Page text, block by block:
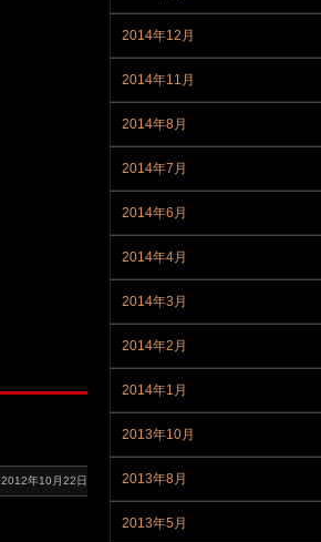
2012年10月22日
2014年12月
2014年11月
2014年8月
2014年7月
2014年6月
2014年4月
2014年3月
2014年2月
2014年1月
2013年10月
2013年8月
2013年5月